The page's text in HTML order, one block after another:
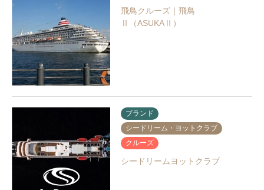
飛鳥クルーズ｜飛鳥
Ⅱ（ASUKAⅡ）
ブランド
シードリーム・ヨットクラブ
クルーズ
シードリームヨットクラブ